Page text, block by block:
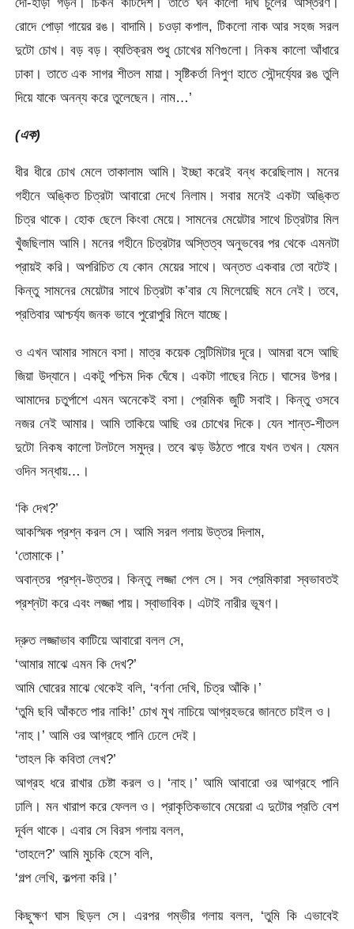
রোদে পোড়া গায়ের রঙ। বাদামি। চওড়া কপাল, টিকলো নাক আর সহজ সরল
দুটো চোখ। বড় বড়। ব্যতিক্রম শুধু চোখের মণিগুলো। নিকষ কালো আঁধারে
ঢাকা। তাতে এক সাগর শীতল মায়া। সৃষ্টিকর্তা নিপুণ হাতে সৌন্দর্য্যের রঙ তুলি
দিয়ে যাকে অনন্য করে তুলেছেন। নাম…’
(এক)
ধীর ধীরে চোখ মেলে তাকালাম আমি। ইচ্ছা করেই বন্ধ করেছিলাম। মনের
গহীনে অঙ্কিত চিত্রটা আবারো দেখে নিলাম। সবার মনেই একটা অঙ্কিত
চিত্র থাকে। হোক ছেলে কিংবা মেয়ে। সামনের মেয়েটার সাথে চিত্রটার মিল
খুঁজছিলাম আমি। মনের গহীনে চিত্রটার অস্তিত্ব অনুভবের পর থেকে এমনটা
প্রায়ই করি। অপরিচিত যে কোন মেয়ের সাথে। অন্তত একবার তো বটেই।
কিন্তু সামনের মেয়েটার সাথে চিত্রটা ক’বার যে মিলেয়েছি মনে নেই। তবে,
প্রতিবার আশ্চর্য্য জনক ভাবে পুরোপুরি মিলে যাচ্ছে।
ও এখন আমার সামনে বসা। মাত্র কয়েক সেন্টিমিটার দূরে। আমরা বসে আছি
জিয়া উদ্যানে। একটু পশ্চিম দিক ঘেঁষে। একটা গাছের নিচে। ঘাসের উপর।
আমাদের চতুর্পাশে এমন অনেকেই বসা। প্রেমিক জুটি সবাই। কিন্তু ওসবে
নজর নেই আমার। আমি তাকিয়ে আছি ওর চোখের দিকে। যেন শান্ত-শীতল
দুটো নিকষ কালো টলটলে সমুদ্র। তবে ঝড় উঠতে পারে যখন তখন। যেমন
ওদিন সন্ধায়…।
‘কি দেখ?’
আকস্মিক প্রশ্ন করল সে। আমি সরল গলায় উত্তর দিলাম,
‘তোমাকে।’
অবান্তর প্রশ্ন-উত্তর। কিন্তু লজ্জা পেল সে। সব প্রেমিকারা স্বভাবতই
প্রশ্নটা করে এবং লজ্জা পায়। স্বাভাবিক। এটাই নারীর ভূষণ।
দ্রুত লজ্জাভাব কাটিয়ে আবারো বলল সে,
‘আমার মাঝে এমন কি দেখ?’
আমি ঘোরের মাঝে থেকেই বলি, ‘বর্ণনা দেখি, চিত্র আঁকি।’
‘তুমি ছবি আঁকতে পার নাকি!’ চোখ মুখ নাচিয়ে আগ্রহভরে জানতে চাইল ও।
‘নাহ।’ আমি ওর আগ্রহে পানি ঢেলে দেই।
‘তাহল কি কবিতা লেখ?’
আগ্রহ ধরে রাখার চেষ্টা করল ও। ‘নাহ।’ আমি আবারো ওর আগ্রহে পানি
ঢালি। মন খারাপ করে ফেলল ও। প্রাকৃতিকভাবে মেয়েরা এ দুটোর প্রতি বেশ
দূর্বল থাকে। এবার সে বিরস গলায় বলল,
‘তাহলে?’ আমি মুচকি হেসে বলি,
‘গল্প লেখি, কল্পনা করি।’
কিছুক্ষণ ঘাস ছিড়ল সে। এরপর গম্ভীর গলায় বলল, ‘তুমি কি এভাবেই